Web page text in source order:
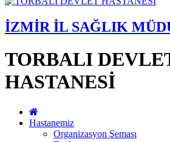
İZMİR İL SAĞLIK
TORBALI
HASTANESİ
Hastanemiz
Organizasyon Şeması